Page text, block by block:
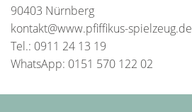
90403 Nürnberg
kontakt@www.pfiffikus-spielzeug.de
Tel.: 0911 24 13 19
WhatsApp: 0151 570 122 02